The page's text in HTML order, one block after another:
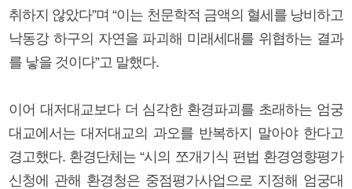
취하지 않았다”며 “이는 천문학적 금액의 혈세를 낭비하고
낙동강 하구의 자연을 파괴해 미래세대를 위협하는 결과
를 낳을 것이다”고 말했다.
이어 대저대교보다 더 심각한 환경파괴를 초래하는 엄궁
대교에서는 대저대교의 과오를 반복하지 말아야 한다고
경고했다. 환경단체는 “시의 쪼개기식 편법 환경영향평가
신청에 관해 환경청은 중점평가사업으로 지정해 엄궁대